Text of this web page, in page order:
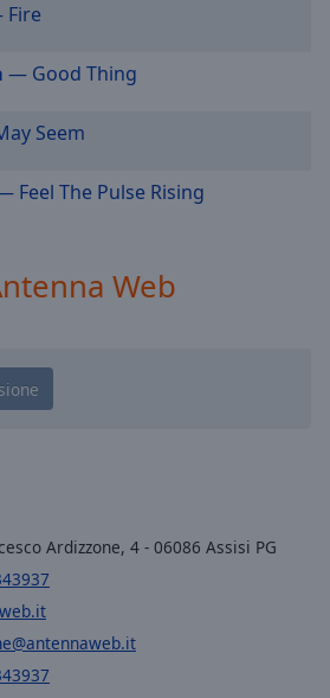
— Good Thing
Seem
Feel The Pulse Rising
Web
Ardizzone, 4 - 06086 Assisi PG